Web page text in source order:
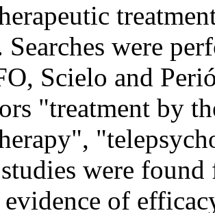
were
Scielo and
"treatment by
were
of